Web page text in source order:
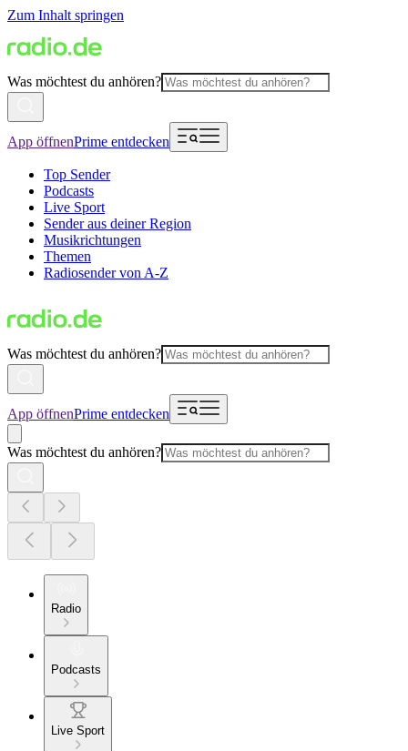
Zum Inhalt springen
Was möchtest du anhören?
App öffnenPrime entdecken
Top Sender
Podcasts
Live Sport
Sender aus deiner Region
Musikrichtungen
Themen
Radiosender von A-Z
Was möchtest du anhören?
App öffnenPrime entdecken
Was möchtest du anhören?
Radio
Podcasts
Live Sport